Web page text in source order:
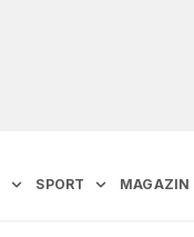
SPORT MAGAZIN